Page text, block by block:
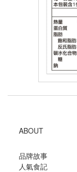
ABOUT
品牌故事
人氣食記